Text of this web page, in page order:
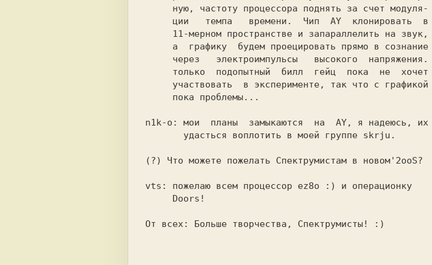
n1k-о: мои  планы  замыкаются  на  AY, я надеюсь, их
(?) Что можете пожелать Спектрумистам в новом'2ooS?
vts: пожелаю всем процессор ez8о :) и операционку
От всех: Больше творчества, Спектрумисты! :)